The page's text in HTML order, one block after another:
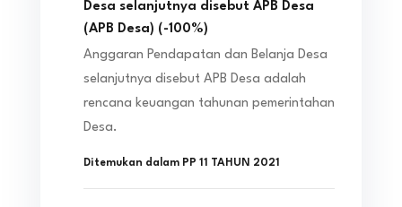
Desa selanjutnya disebut APB Desa
(APB Desa) ( -100%)
Anggaran Pendapatan dan Belanja Desa
selanjutnya disebut APB Desa adalah
rencana keuangan tahunan pemerintahan
Desa.
Ditemukan dalam PP 11 TAHUN 2021